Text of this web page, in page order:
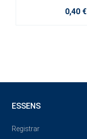
0,40 €
ESSENS
Registrar